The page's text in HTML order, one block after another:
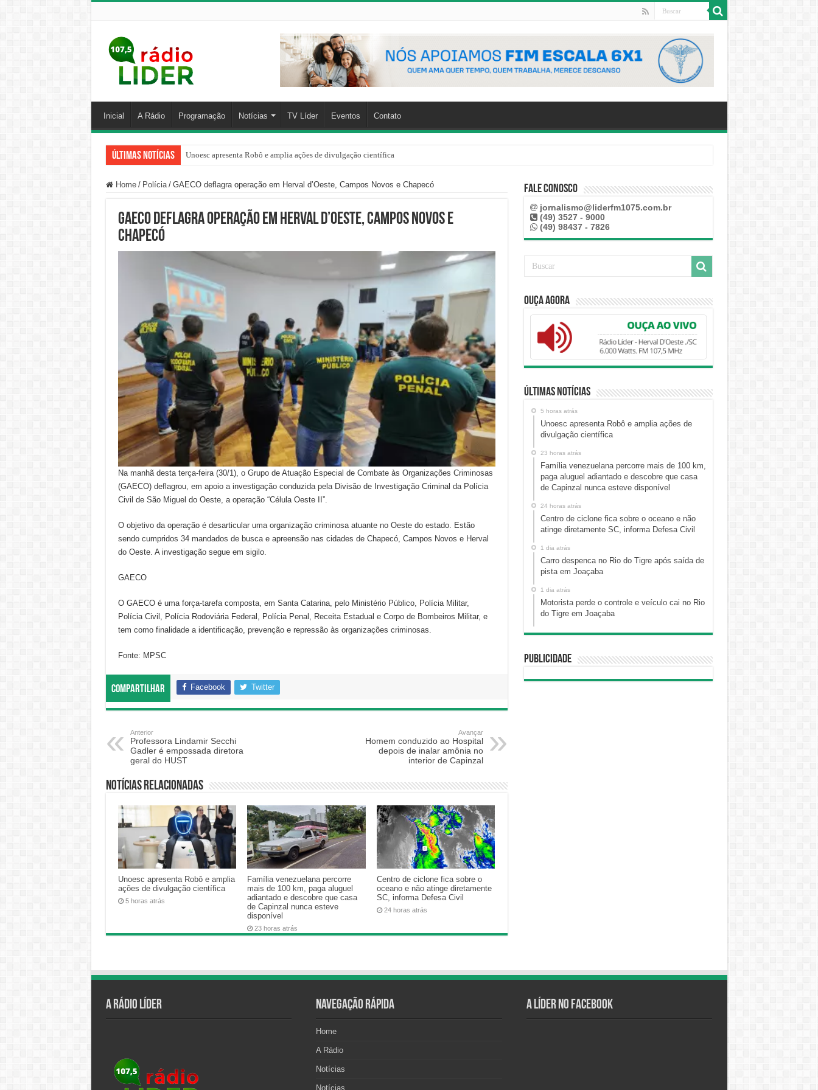
Inicial A Rádio Programação Notícias TV Líder Eventos Contato
Últimas Notícias Unoesc apresenta Robô e amplia ações de divulgação científica
Home / Polícia / GAECO deflagra operação em Herval d’Oeste, Campos Novos e Chapecó
GAECO deflagra operação em Herval d’Oeste, Campos Novos e
Chapecó
Na manhã desta terça-feira (30/1), o Grupo de Atuação Especial de Combate às Organizações Criminosas
(GAECO) deflagrou, em apoio a investigação conduzida pela Divisão de Investigação Criminal da Polícia
Civil de São Miguel do Oeste, a operação “Célula Oeste II”.
O objetivo da operação é desarticular uma organização criminosa atuante no Oeste do estado. Estão
sendo cumpridos 34 mandados de busca e apreensão nas cidades de Chapecó, Campos Novos e Herval
do Oeste. A investigação segue em sigilo.
GAECO
O GAECO é uma força-tarefa composta, em Santa Catarina, pelo Ministério Público, Polícia Militar,
Polícia Civil, Polícia Rodoviária Federal, Polícia Penal, Receita Estadual e Corpo de Bombeiros Militar, e
tem como finalidade a identificação, prevenção e repressão às organizações criminosas.
Fonte: MPSC
Compartilhar Facebook Twitter
Anterior
Professora Lindamir Secchi
Gadler é empossada diretora
geral do HUST
Avançar
Homem conduzido ao Hospital
depois de inalar amônia no
interior de Capinzal
Notícias relacionadas
Unoesc apresenta Robô e amplia
ações de divulgação científica
5 horas atrás
Família venezuelana percorre
mais de 100 km, paga aluguel
adiantado e descobre que casa
de Capinzal nunca esteve
disponível
23 horas atrás
Centro de ciclone fica sobre o
oceano e não atinge diretamente
SC, informa Defesa Civil
24 horas atrás
Fale Conosco
jornalismo@liderfm1075.com.br
(49) 3527 - 9000
(49) 98437 - 7826
Ouça Agora
Últimas Notícias
5 horas atrás
Unoesc apresenta Robô e amplia ações de
divulgação científica
23 horas atrás
Família venezuelana percorre mais de 100 km,
paga aluguel adiantado e descobre que casa
de Capinzal nunca esteve disponível
24 horas atrás
Centro de ciclone fica sobre o oceano e não
atinge diretamente SC, informa Defesa Civil
1 dia atrás
Carro despenca no Rio do Tigre após saída de
pista em Joaçaba
1 dia atrás
Motorista perde o controle e veículo cai no Rio
do Tigre em Joaçaba
Publicidade
A Rádio Líder Navegação Rápida
Home
A Rádio
Notícias
Notícias
A Líder no Facebook